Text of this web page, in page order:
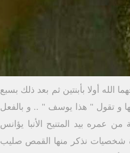
أولا بأبنتين ثم بعد ذلك بسبع
و تقول " هذا يوسف " .. و بالفعل
و هو في الخامسة من عمره بيد المتنيح الأنبا يؤانس
شخصيات نذكر منها القمص صليب